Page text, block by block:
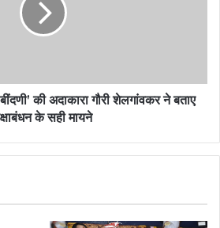
की अदाकारा गौरी शेलगांवकर ने बताए
के सही मायने